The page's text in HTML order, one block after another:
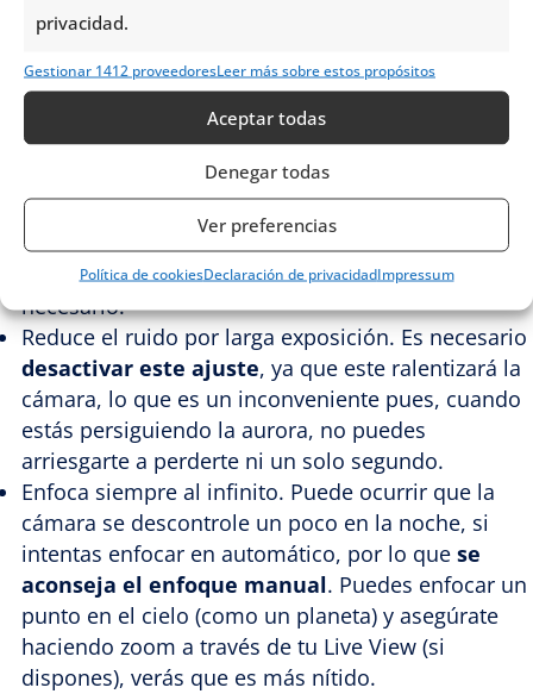
privacidad.
Gestionar 1412 proveedoresLeer más sobre estos propósitos
Aceptar todas
Denegar todas
Ver preferencias
Política de cookiesDeclaración de privacidadImpressum
Configurar una cámara para fotografiar auroras
para realizarfotografías nocturnas de larga
. De modo que en cualquier caso, se
recomienda lo siguiente:
Configura el
brillo de la LCD a la baja.
Dispara en RAW. Puedes traerte toda la
información a casa e incluso editarla, si es
necesario.
Reduce el ruido por larga exposición. Es necesario
desactivar este ajuste, ya que este ralentizará la
cámara, lo que es un inconveniente pues, cuando
estás persiguiendo la aurora, no puedes
arriesgarte a perderte ni un solo segundo.
Enfoca siempre al infinito. Puede ocurrir que la
cámara se descontrole un poco en la noche, si
intentas enfocar en automático, por lo que se
aconseja el enfoque manual. Puedes enfocar un
punto en el cielo (como un planeta) y asegúrate
haciendo zoom a través de tu Live View (si
dispones), verás que es más nítido.